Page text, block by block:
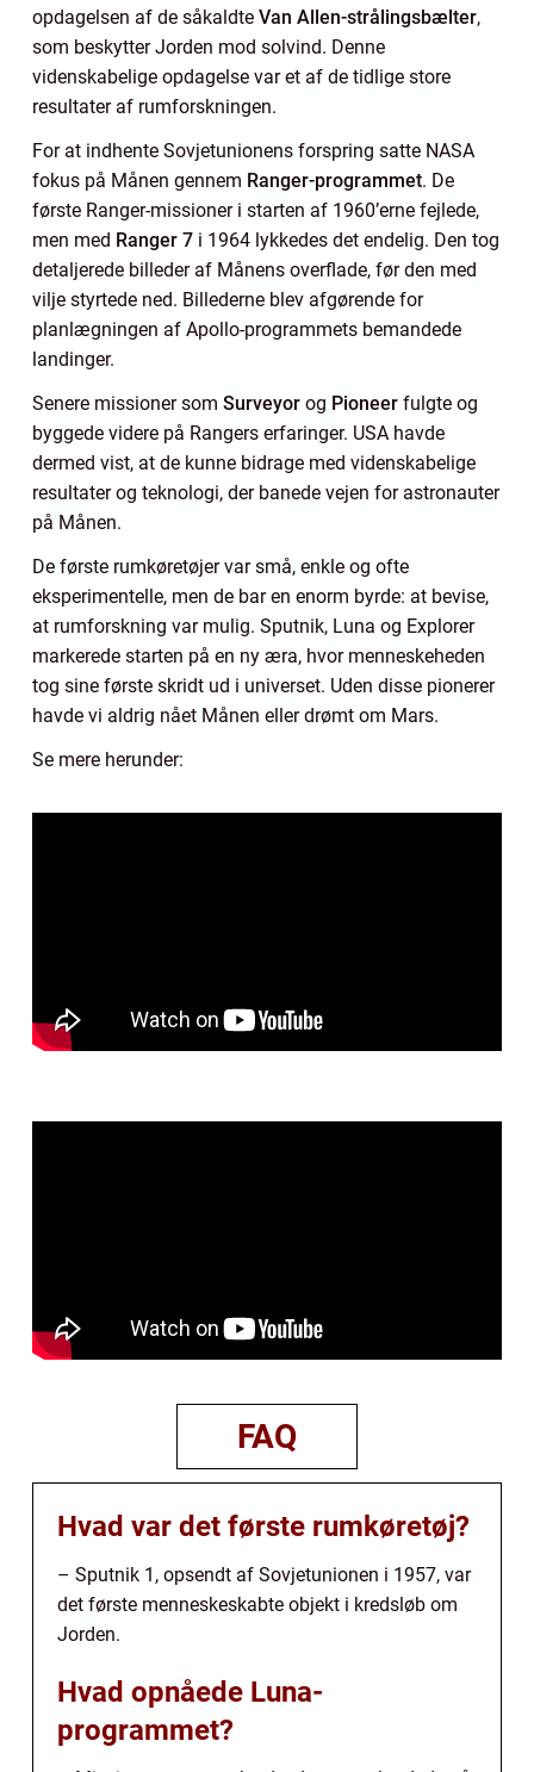
opdagelsen af de såkaldte Van Allen-strålingsbælter,
som beskytter Jorden mod solvind. Denne
videnskabelige opdagelse var et af de tidlige store
resultater af rumforskningen.
For at indhente Sovjetunionens forspring satte NASA
fokus på Månen gennem Ranger-programmet. De
første Ranger-missioner i starten af 1960’erne fejlede,
men med Ranger 7 i 1964 lykkedes det endelig. Den tog
detaljerede billeder af Månens overflade, før den med
vilje styrtede ned. Billederne blev afgørende for
planlægningen af Apollo-programmets bemandede
landinger.
Senere missioner som Surveyor og Pioneer fulgte og
byggede videre på Rangers erfaringer. USA havde
dermed vist, at de kunne bidrage med videnskabelige
resultater og teknologi, der banede vejen for astronauter
på Månen.
De første rumkøretøjer var små, enkle og ofte
eksperimentelle, men de bar en enorm byrde: at bevise,
at rumforskning var mulig. Sputnik, Luna og Explorer
markerede starten på en ny æra, hvor menneskeheden
tog sine første skridt ud i universet. Uden disse pionerer
havde vi aldrig nået Månen eller drømt om Mars.
Se mere herunder:
FAQ
Hvad var det første rumkøretøj?
– Sputnik 1, opsendt af Sovjetunionen i 1957, var
det første menneskeskabte objekt i kredsløb om
Jorden.
Hvad opnåede Luna-
programmet?